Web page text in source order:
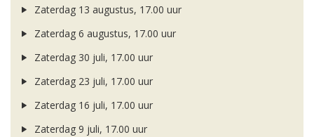
Zaterdag 13 augustus, 17.00 uur
Zaterdag 6 augustus, 17.00 uur
Zaterdag 30 juli, 17.00 uur
Zaterdag 23 juli, 17.00 uur
Zaterdag 16 juli, 17.00 uur
Zaterdag 9 juli, 17.00 uur